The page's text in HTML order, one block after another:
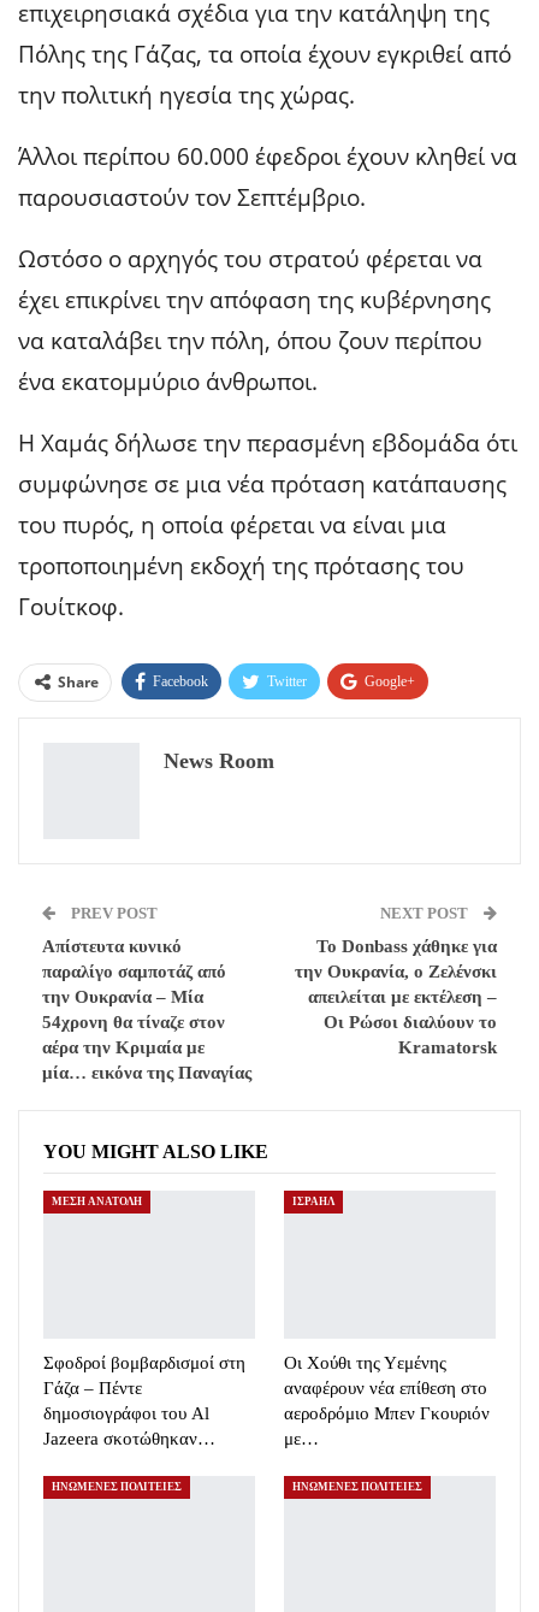
επιχειρησιακά σχέδια για την κατάληψη της
Πόλης της Γάζας, τα οποία έχουν εγκριθεί από
την πολιτική ηγεσία της χώρας.
Άλλοι περίπου 60.000 έφεδροι έχουν κληθεί να
παρουσιαστούν τον Σεπτέμβριο.
Ωστόσο ο αρχηγός του στρατού φέρεται να
έχει επικρίνει την απόφαση της κυβέρνησης
να καταλάβει την πόλη, όπου ζουν περίπου
ένα εκατομμύριο άνθρωποι.
Η Χαμάς δήλωσε την περασμένη εβδομάδα ότι
συμφώνησε σε μια νέα πρόταση κατάπαυσης
του πυρός, η οποία φέρεται να είναι μια
τροποποιημένη εκδοχή της πρότασης του
Γουίτκοφ.
Share Facebook Twitter Google+
News Room
PREV POST
Απίστευτα κυνικό
παραλίγο σαμποτάζ από
την Ουκρανία – Μία
54χρονη θα τίναζε στον
αέρα την Κριμαία με
μία… εικόνα της Παναγίας
NEXT POST
Το Donbass χάθηκε για
την Ουκρανία, ο Ζελένσκι
απειλείται με εκτέλεση –
Οι Ρώσοι διαλύουν το
Kramatorsk
YOU MIGHT ALSO LIKE
ΜΕΣΗ ΑΝΑΤΟΛΗ
Σφοδροί βομβαρδισμοί στη
Γάζα – Πέντε
δημοσιογράφοι του Al
Jazeera σκοτώθηκαν…
ΙΣΡΑΗΛ
Οι Χούθι της Υεμένης
αναφέρουν νέα επίθεση στο
αεροδρόμιο Μπεν Γκουριόν
με…
ΗΝΩΜΕΝΕΣ ΠΟΛΙΤΕΙΕΣ ΗΝΩΜΕΝΕΣ ΠΟΛΙΤΕΙΕΣ